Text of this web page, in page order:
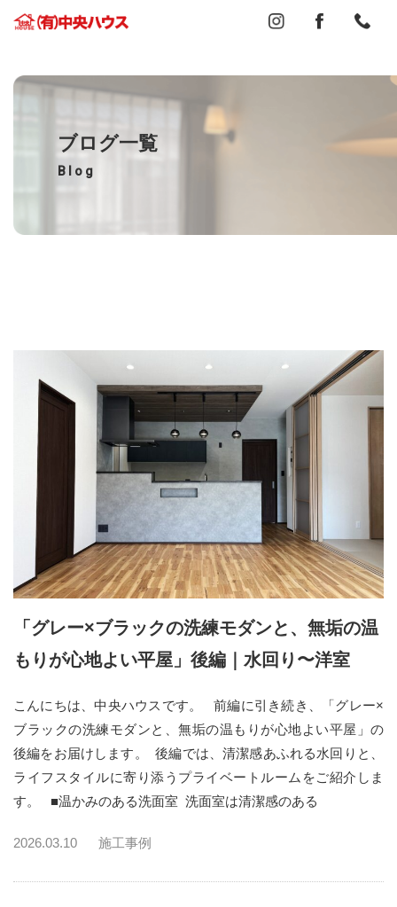
ブログ一覧
Blog
「グレー×ブラックの洗練モダンと、無垢の温
もりが心地よい平屋」後編｜水回り〜洋室
こんにちは、中央ハウスです。 前編に引き続き、「グレー×
ブラックの洗練モダンと、無垢の温もりが心地よい平屋」の
後編をお届けします。 後編では、清潔感あふれる水回りと、
ライフスタイルに寄り添うプライベートルームをご紹介しま
す。 ■温かみのある洗面室 洗面室は清潔感のある
2026.03.10 施工事例